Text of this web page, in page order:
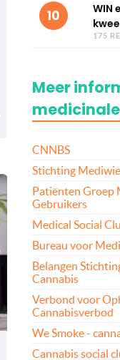
10
WIN
175
Meer
CNNBS
Stichting
Patiënten Groep
Gebruikers
Medical Social
Bureau voor
Belangen
Cannabis
Verbond voor
Cannabisverbod
We Smoke -
Cannabis social